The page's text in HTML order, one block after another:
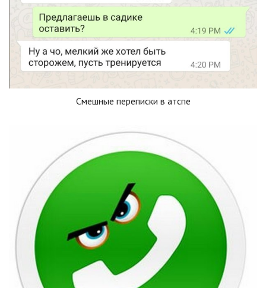
Смешные переписки в атспе